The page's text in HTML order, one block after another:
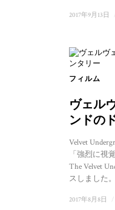
2017年9月13日
フィルム
ヴェル
ンドの
Velvet
「強烈に視
The Velvet
スしました
2017年8月8日